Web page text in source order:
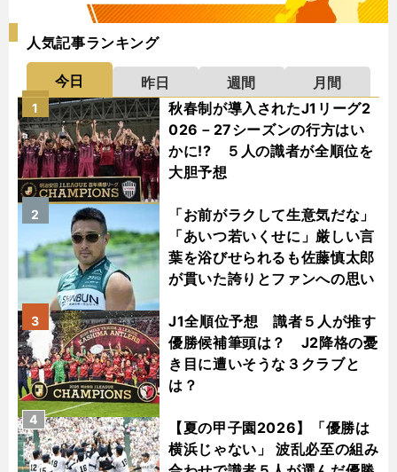
人気記事ランキング
今日 昨日 週間
月間
秋春制が導入されたJ1リーグ2
026－27シーズンの行方はい
かに!? ５人の識者が全順位を
大胆予想
1
「お前がラクして生意気だな」
「あいつ若いくせに」厳しい言
葉を浴びせられるも佐藤慎太郎
が貫いた誇りとファンへの思い
2
J1全順位予想 識者５人が推す
優勝候補筆頭は？ J2降格の憂
き目に遭いそうな３クラブと
は？
3
【夏の甲子園2026】「優勝は
横浜じゃない」 波乱必至の組み
4